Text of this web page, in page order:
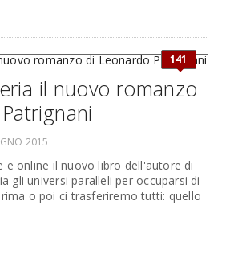
141
il nuovo romanzo
2015
e online il nuovo libro dell'autore di
gli universi paralleli per occuparsi di
o poi ci trasferiremo tutti: quello